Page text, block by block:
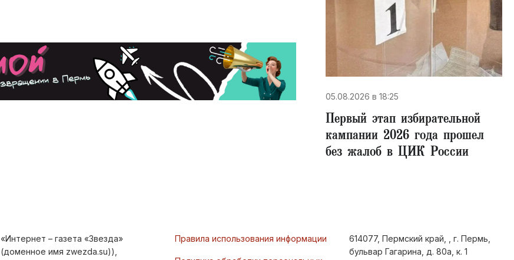
05.08.2026 в 18:25
Первый этап избирательной
кампании 2026 года прошел
без жалоб в ЦИК России
«Интернет – газета «Звезда»
(доменное имя zwezda.su)),
Правила использования информации
614077, Пермский край, , г. Пермь,
бульвар Гагарина, д. 80а, к. 1